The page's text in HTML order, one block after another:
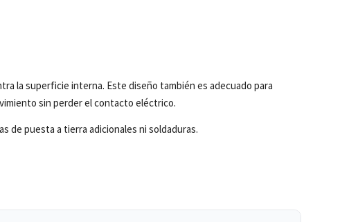
la superficie interna. Este diseño también es adecuado para
sin perder el contacto eléctrico.
de puesta a tierra adicionales ni soldaduras.